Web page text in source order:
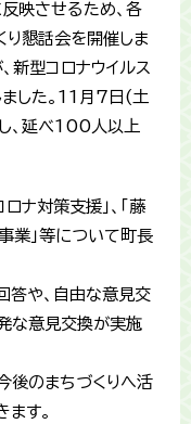
映させるため、各
り懇話会を開催しま
新型コロナウイルス
した。11月7日(土
、延べ100人以上
ナ対策支援」、「藤
業」等について町長
答や、自由な意見交
な意見交換が実施
後のまちづくりへ活
す。